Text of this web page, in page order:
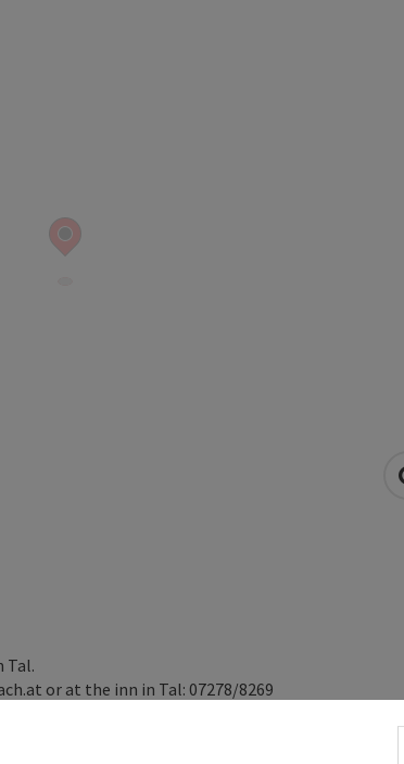
Tal.
or at the inn in Tal: 07278/8269
webcam/tal.mp4